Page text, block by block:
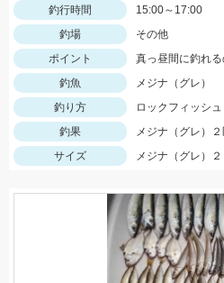
釣行時間
15:00～17:00
釣場
その他
ポイント
真っ昼間に釣れる
釣魚
メジナ（グレ）
釣り方
ロックフィッシュ
釣果
メジナ（グレ）２
サイズ
メジナ（グレ）